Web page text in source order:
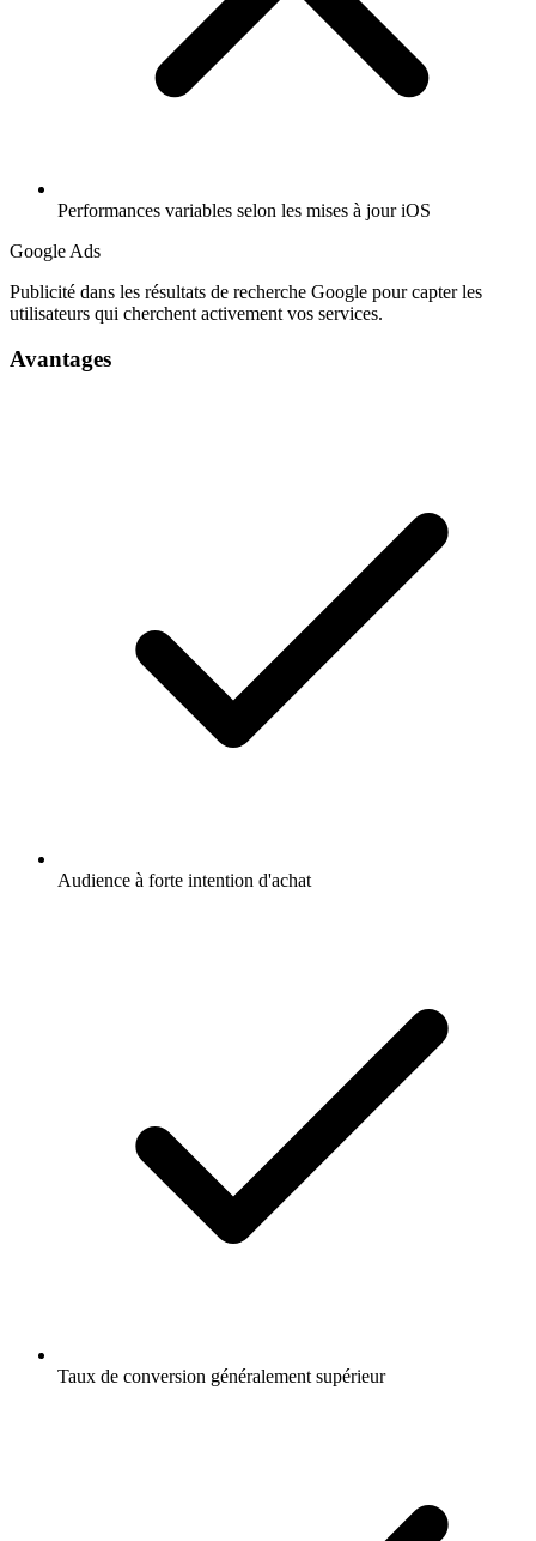
Performances variables selon les mises à jour iOS
Google Ads
Publicité dans les résultats de recherche Google pour capter les
utilisateurs qui cherchent activement vos services.
Avantages
Audience à forte intention d'achat
Taux de conversion généralement supérieur